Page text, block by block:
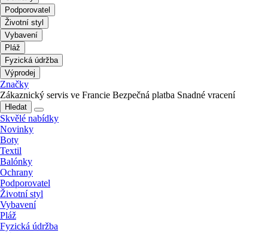
Podporovatel
Životní styl
Vybavení
Pláž
Fyzická údržba
Výprodej
Značky
Zákaznický servis ve Francie Bezpečná platba Snadné vracení
Hledat
Skvělé nabídky
Novinky
Boty
Textil
Balónky
Ochrany
Podporovatel
Životní styl
Vybavení
Pláž
Fyzická údržba